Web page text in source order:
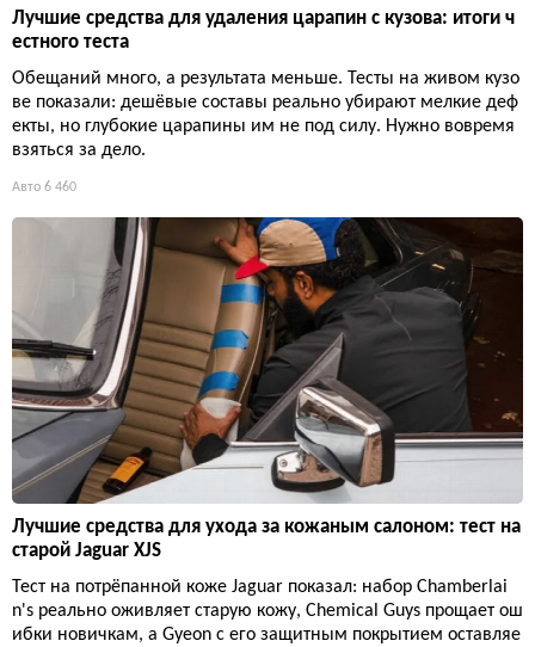
Лучшие средства для удаления царапин с кузова: итоги ч
естного теста
Обещаний много, а результата меньше. Тесты на живом кузо
ве показали: дешёвые составы реально убирают мелкие деф
екты, но глубокие царапины им не под силу. Нужно вовремя
взяться за дело.
Авто 6 460
Лучшие средства для ухода за кожаным салоном: тест на
старой Jaguar XJS
Тест на потрёпанной коже Jaguar показал: набор Chamberlai
n's реально оживляет старую кожу, Chemical Guys прощает ош
ибки новичкам, а Gyeon с его защитным покрытием оставляе